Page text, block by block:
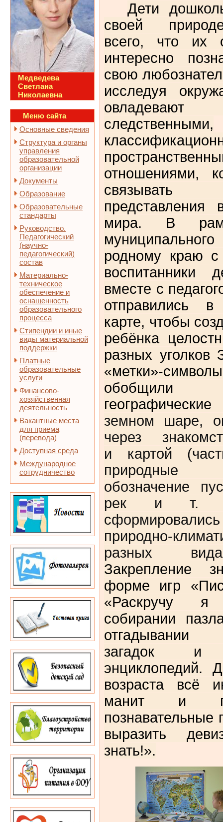
Медведева
Светлана
Николаевна
Меню сайта
Основные сведения
Структура и органы
управления
образовательной
организации
Документы
Образование
Образовательные
стандарты
Руководство.
Педагогический
(научно-
педагогический)
состав
Материально-
техническое
обеспечение и
оснащенность
образовательного
процесса
Стипендии и иные
виды материальной
поддержки
Платные
образовательные
услуги
Финансово-
хозяйственная
деятельность
Вакантные места
для приема
(перевода)
Доступная среда
Международное
сотрудничество
Дети
своей
всего, что их
интересно
свою
исследуя
следственными,
отношениями,
представления
мира. В
родному краю
воспитанники
вместе с
отправились
карте, чтобы
ребёнка
разных уголков
«метки»-
обобщили
земном шаре,
через
и картой
природные
обозначение
рек и т.
природно-
разных
Закрепление
форме игр
«Раскручу
собирании
отгадывании
загадок и
энциклопедий.
воз­раста всё
манит и
познавательные
выразить
знать!».